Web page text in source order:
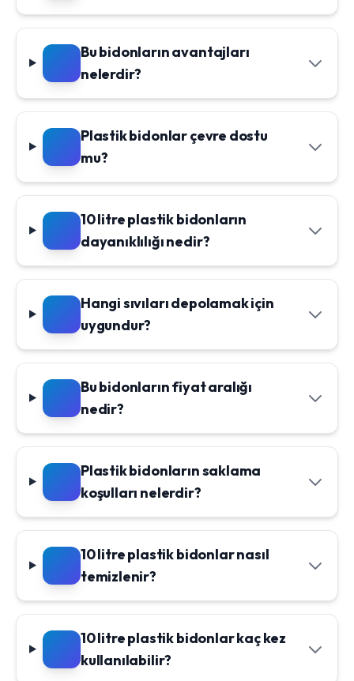
Bu bidonların avantajları
nelerdir?
Plastik bidonlar çevre dostu
mu?
10 litre plastik bidonların
dayanıklılığı nedir?
Hangi sıvıları depolamak için
uygundur?
Bu bidonların fiyat aralığı
nedir?
Plastik bidonların saklama
koşulları nelerdir?
10 litre plastik bidonlar nasıl
temizlenir?
10 litre plastik bidonlar kaç kez
kullanılabilir?